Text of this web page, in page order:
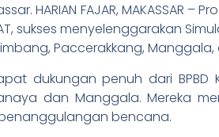
HARIAN FAJAR, MAKASSAR
sukses menyelenggarakan
Paccerakkang,
dukungan penuh dari
dan Manggala. Mereka
bencana.